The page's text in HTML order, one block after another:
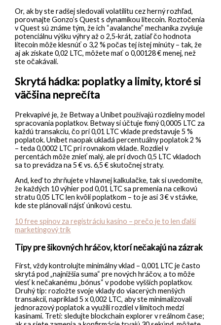
Or, ak by ste radšej sledovali volatilitu cez herný rozhľad,
porovnajte Gonzo’s Quest s dynamikou litecoin. Roztočenia
v Quest sú známe tým, že ich “avalanche” mechanika zvyšuje
potenciálnu výšku výhry až o 2,5‑krát, zatiaľ čo hodnota
litecoin môže klesnúť o 3,2 % počas tej istej minúty – tak, že
aj ak získate 0,02 LTC, môžete mať o 0,00128 € menej, než
ste očakávali.
Skrytá hádka: poplatky a limity, ktoré si
väčšina neprečíta
Prekvapivé je, že Betway a Unibet používajú rozdielny model
spracovania poplatkov. Betway si účtuje fixný 0,0005 LTC za
každú transakciu, čo pri 0,01 LTC vklade predstavuje 5 %
poplatok. Unibet naopak ukladá percentuálny poplatok 2 %
– teda 0,0002 LTC pri rovnakom vklade. Rozdiel v
percentách môže znieť malý, ale pri dvoch 0,5 LTC vkladoch
sa to prevádza na 5 € vs. 6,5 € skutočnej straty.
And, keď to zhrňujete v hlavnej kalkulačke, tak si uvedomíte,
že každých 10 výhier pod 0,01 LTC sa premenia na celkovú
stratu 0,05 LTC len kvôli poplatkom – to je asi 3 € v stávke,
kde ste plánovali nájsť únikovú cestu.
10 free spinov za registráciu kasíno – prečo je to len ďalší
marketingový trik
Tipy pre šikovných hráčov, ktorí nečakajú na zázrak
First, vždy kontrolujte minimálny vklad – 0,001 LTC je často
skrytá pod „najnižšia suma“ pre nových hráčov, a to môže
viesť k nečakanému „bónus“ v podobe vyšších poplatkov.
Druhý tip: rozložte svoje vklady do viacerých menšých
transakcií, napríklad 5 x 0,002 LTC, aby ste minimalizovali
jednorazový poplatok a využili rozdiel v limitoch medzi
kasínami. Tretí: sledujte blockchain explorer v reálnom čase;